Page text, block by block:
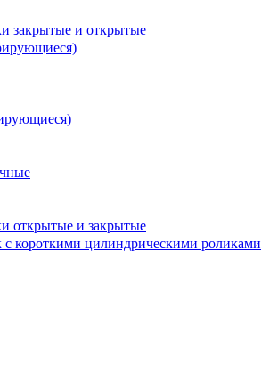
закрытые и открытые
открытые и закрытые
короткими цилиндрическими роликами